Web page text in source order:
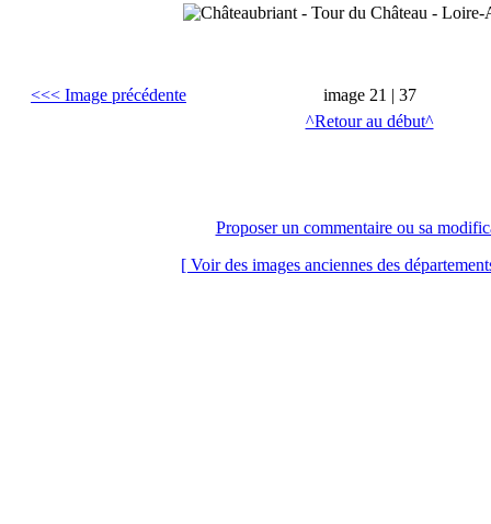
<<< Image précédente
image 21 | 37
^Retour au début^
Proposer un commentaire ou sa
[ Voir des images anciennes des